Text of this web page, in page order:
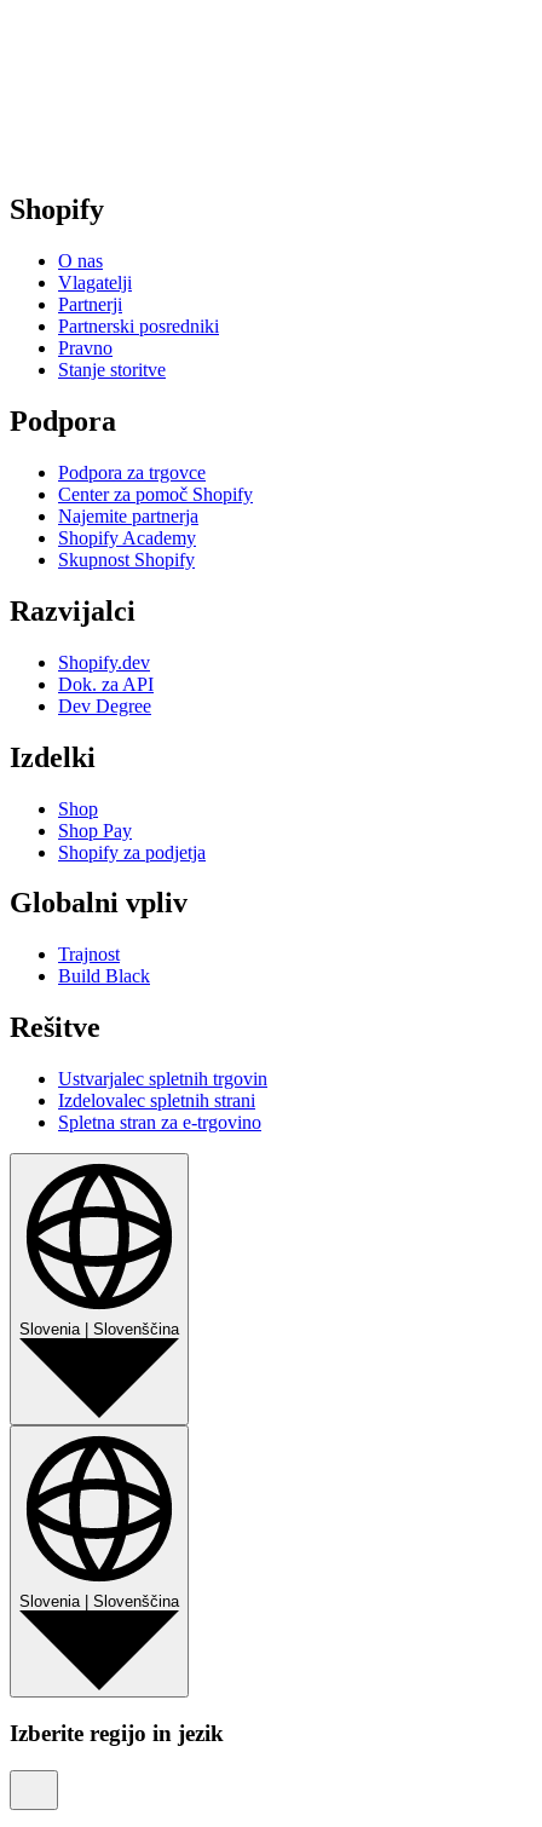
Shopify
O nas
Vlagatelji
Partnerji
Partnerski posredniki
Pravno
Stanje storitve
Podpora
Podpora za trgovce
Center za pomoč Shopify
Najemite partnerja
Shopify Academy
Skupnost Shopify
Razvijalci
Shopify.dev
Dok. za API
Dev Degree
Izdelki
Shop
Shop Pay
Shopify za podjetja
Globalni vpliv
Trajnost
Build Black
Rešitve
Ustvarjalec spletnih trgovin
Izdelovalec spletnih strani
Spletna stran za e-trgovino
Slovenia| Slovenščina
Slovenia| Slovenščina
Izberite regijo in jezik